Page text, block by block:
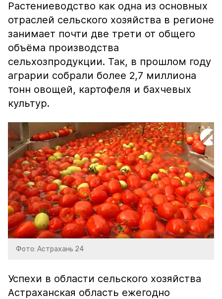
Растениеводство как одна из основных
отраслей сельского хозяйства в регионе
занимает почти две трети от общего
объёма производства
сельхозпродукции. Так, в прошлом году
аграрии собрали более 2,7 миллиона
тонн овощей, картофеля и бахчевых
культур.
Фото: Астрахань 24
Успехи в области сельского хозяйства
Астраханская область ежегодно